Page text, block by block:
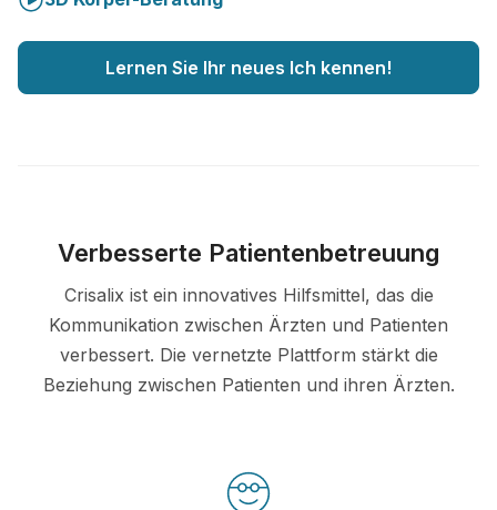
Lernen Sie Ihr neues Ich kennen!
Verbesserte Patientenbetreuung
Crisalix ist ein innovatives Hilfsmittel, das die
Kommunikation zwischen Ärzten und Patienten
verbessert. Die vernetzte Plattform stärkt die
Beziehung zwischen Patienten und ihren Ärzten.